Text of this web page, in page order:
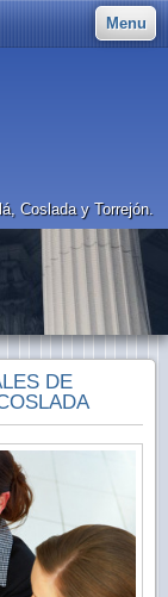
Menu
Coslada y Torrejón.
DE